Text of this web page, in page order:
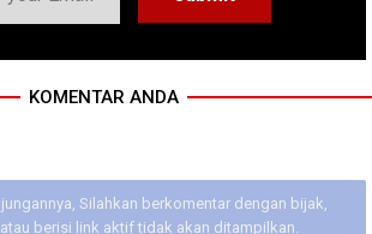
KOMENTAR ANDA
Silahkan berkomentar dengan bijak,
berisi link aktif tidak akan ditampilkan.